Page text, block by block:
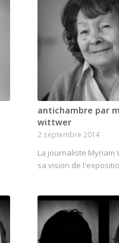
antichambre par
wittwer
2 septembre 2014
La journaliste Myriam
sa vision de